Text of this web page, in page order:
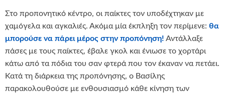
Στο προπονητικό κέντρο, οι παίκτες τον υποδέχτηκαν με
χαμόγελα και αγκαλιές. Ακόμα μία έκπληξη τον περίμενε: θα
μπορούσε να πάρει μέρος στην προπόνηση! Αντάλλαξε
πάσες με τους παίκτες, έβαλε γκολ και ένιωσε το χορτάρι
κάτω από τα πόδια του σαν φτερά που τον έκαναν να πετάει.
Κατά τη διάρκεια της προπόνησης, ο Βασίλης
παρακολουθούσε με ενθουσιασμό κάθε κίνηση των